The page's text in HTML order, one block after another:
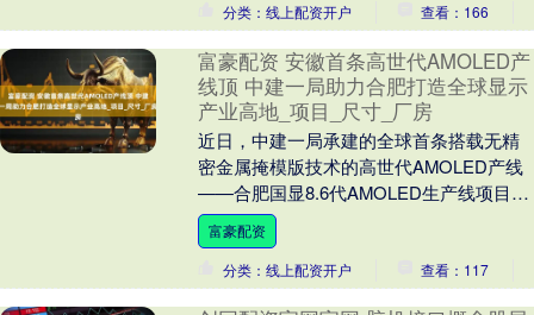
分类：线上配资开户
查看：166
富豪配资 安徽首条高世代AMOLED产
线顶 中建一局助力合肥打造全球显示
产业高地_项目_尺寸_厂房
近日，中建一局承建的全球首条搭载无精
密金属掩模版技术的高世代AMOLED产线
——合肥国显8.6代AMOLED生产线项目主
厂房封顶。 项目位于合肥市新站高新区，
是....
富豪配资
分类：线上配资开户
查看：117